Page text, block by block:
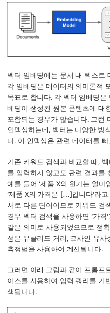
벡터 임베딩에는 문서 내 텍스트
각 임베딩은 데이터의 의미론적
목표로 합니다. 각 벡터 임베딩은
베딩이 생성된 원본 콘텐츠에 대
포함되는 경우가 많습니다. 그런
인덱싱하는데, 벡터는 다양한 방
다. 이 인덱싱은 관련 데이터를
기존 키워드 검색과 비교할 때,
를 입력하지 않고도 관련 결과를
예를 들어 ‘제품 X의 원가는 얼마
‘제품 X의 가격은 […]입니다’라고
서로 다른 단어이므로 키워드 검
경우 벡터 검색을 사용하면 ‘가격
같은 의미로 사용되었으므로 정
성은 유클리드 거리, 코사인 유
측정법을 사용하여 계산됩니다.
그러면 아래 그림과 같이 프롬프
이스를 사용하여 입력 쿼리를 기
색됩니다.